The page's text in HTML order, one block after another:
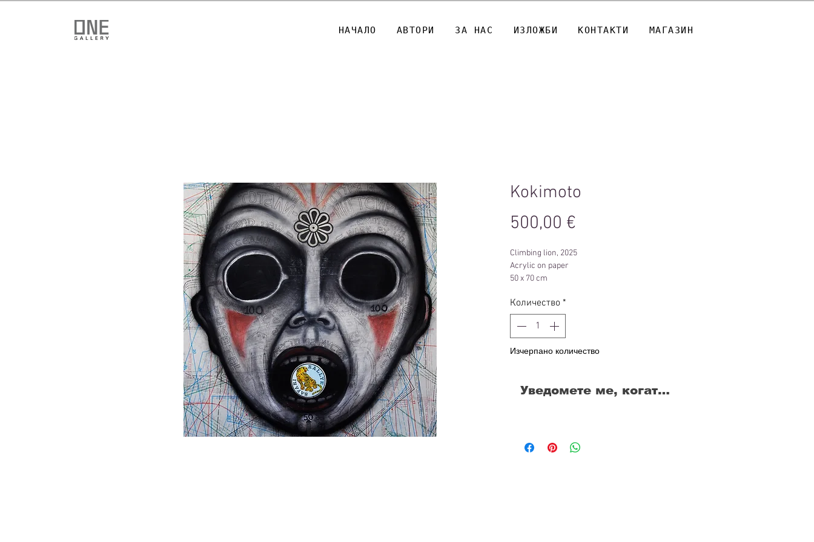
НАЧАЛО АВТОРИ ЗА НАС ИЗЛОЖБИ КОНТАКТИ МАГАЗИН
Kokimoto
500,00 €
Climbing lion, 2025
Acrylic on paper
50 x 70 cm
Количество *
Изчерпано количество
Уведомете ме, когато стане наличен